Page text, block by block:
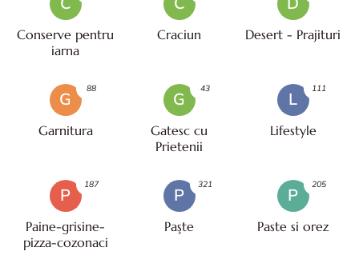
Conserve pentru
iarna
Craciun Desert - Prajituri
G
Garnitura
88
G
Gatesc cu
Prietenii
43
L
Lifestyle
111
P
Paine-grisine-
pizza-cozonaci
187
P
Paşte
321
P
Paste si orez
205